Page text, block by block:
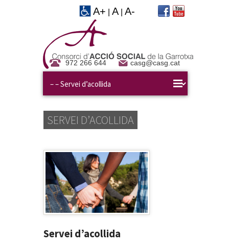
A+ A A-
972 266 644 casg@casg.cat
SERVEI D’ACOLLIDA
Servei d’acollida